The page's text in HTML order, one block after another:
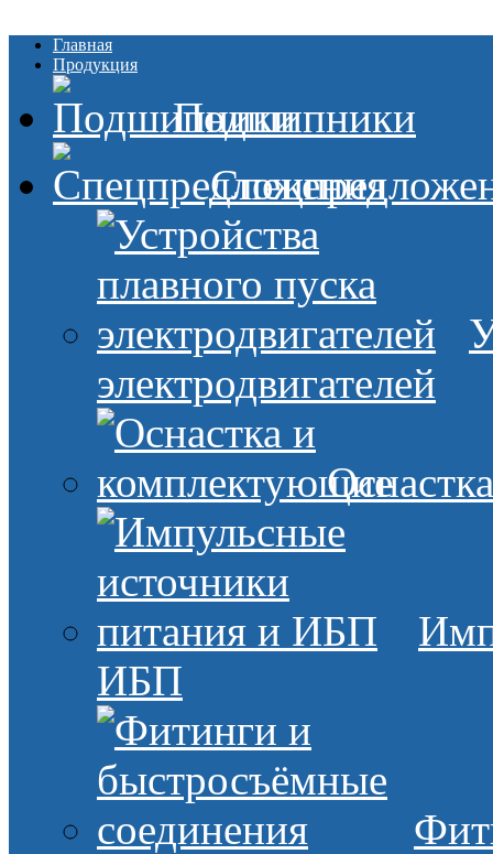
Главная
Продукция
Подшипники
электродвигателей
ИБП